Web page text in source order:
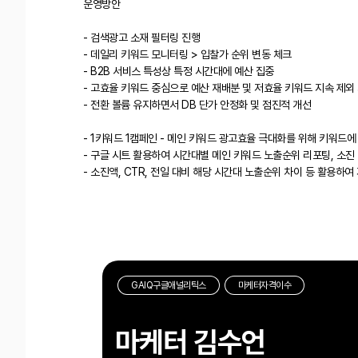
운영방안
- 검색광고 소재 필터링 진행
- 데일리 키워드 모니터링 > 입찰가 순위 변동 체크
- B2B 서비스 특성상 특정 시간대에 예산 집중
- 고효율 키워드 중심으로 예산 재배분 및 저효율 키워드 지속 제
- 전환 볼륨 유지하면서 DB 단가 안정화 및 점진적 개선
- 1키워드 1캠페인 - 메인 키워드 광고효율 극대화를 위해 키워드
- 구글 시트 활용하여 시간대별 메인 키워드 노출순위 리포팅, 소
- 소진액, CTR, 전일 대비 해당 시간대 노출순위 차이 등 활용하
GAIQ구글애널리틱스 마케터자격이수
마케터 김수언